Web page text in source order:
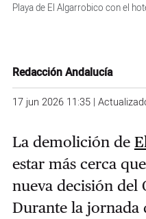
Playa de El Algarrobico con el
Redacción Andalucía
17 jun 2026 11:35 |
La demolición de
estar más cerca
nueva decisión del
Durante la jornada